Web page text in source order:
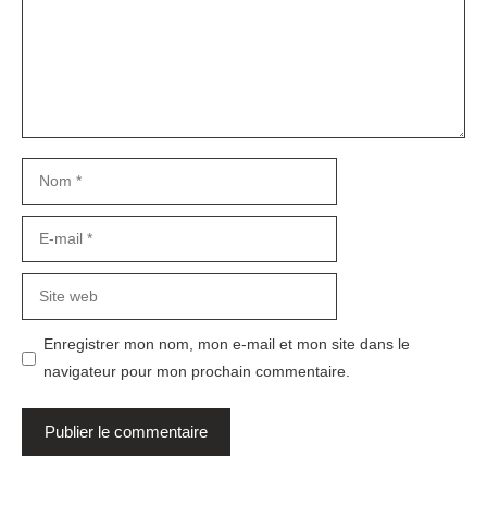
Enregistrer mon nom, mon e-mail et mon site dans le
navigateur pour mon prochain commentaire.